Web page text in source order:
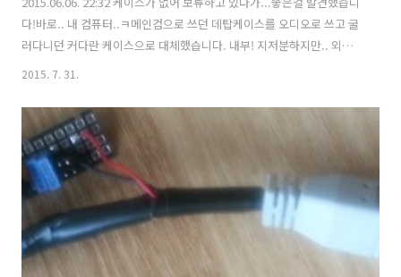
다!바로.. 내 컴퓨터..ㅋ메인컴으로 쓰던 데탑케이스를 오디오로 쓰고 굴
러다니던 커다란 케이스으로 대체했습니다. 내부! 지저분하지만.. 외부
가 덜 복잡한게 좋져~ㅋ큰 SMPS는 TPA3116파워앰프로, 동그란 트로이
SMPS)가 AVR등 디지털 회로와 릴레이를 제어합니다. 뒷면!RCA잭은 위
에 종이로 감싼 릴레이 모듈과 연결되어 있어서 스위칭이 가능합니다.지
금은 DAC와 첫번째 채널을 연결해 놓았습니다. 앞!왼쪽:프리앰프, 오른
쪽:메인앰프쪽 볼륨입니다.뭐 나중에 볼륨노브는...ㅎㅎ 아.. 요즘 하고
있는게 많아서 이대로 또 얼마나 보류될지..ㅠㅠ올해엔 완성..
2015. 7. 31.